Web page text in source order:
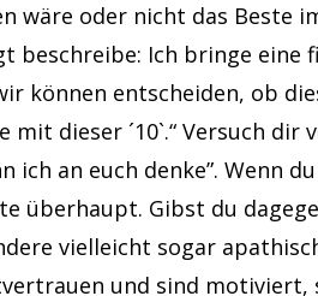
wäre oder nicht das Beste
Ich bringe eine
können entscheiden, ob
dieser ´10`.“ Versuch
ich an euch denke”. Wenn
überhaupt. Gibst du
vielleicht sogar
und sind